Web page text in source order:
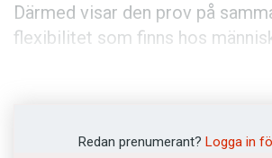
Därmed visar den prov på
flexibilitet som finns hos
forskare. De följde en grupp
Redan prenumerant? Logga in